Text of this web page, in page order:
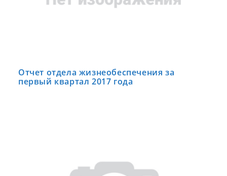
Отчет отдела жизнеобеспечения за
первый квартал 2017 года